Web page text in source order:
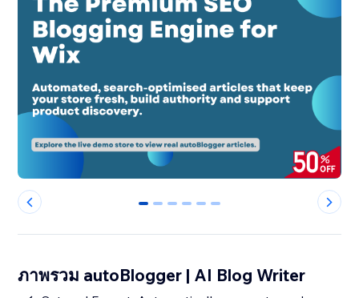
0 1 2 3 4 5
ภาพรวม autoBlogger | AI Blog Writer